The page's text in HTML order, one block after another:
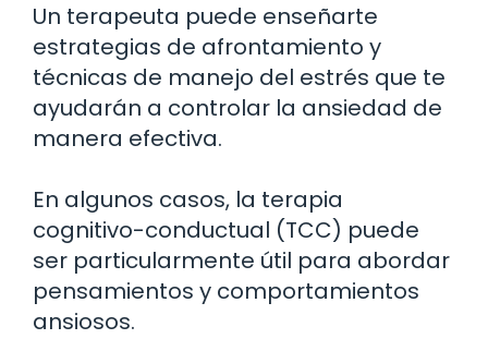
Un terapeuta puede enseñarte
estrategias de afrontamiento y
técnicas de manejo del estrés que te
ayudarán a controlar la ansiedad de
manera efectiva.
En algunos casos, la terapia
cognitivo-conductual (TCC) puede
ser particularmente útil para abordar
pensamientos y comportamientos
ansiosos.